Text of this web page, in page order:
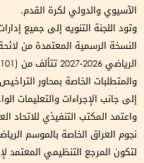
الآسيوي والدولي لكرة القدم.
وتود اللجنة التنويه إلى جميع
النسخة الرسمية المعتمدة من
والمتطلبات الخاصة بمحاور التراخيص
إلى جانب الإجراءات والتعليمات
واعتمد المكتب التنفيذي للاتحاد
لتكون المرجع التنظيمي المعتمد